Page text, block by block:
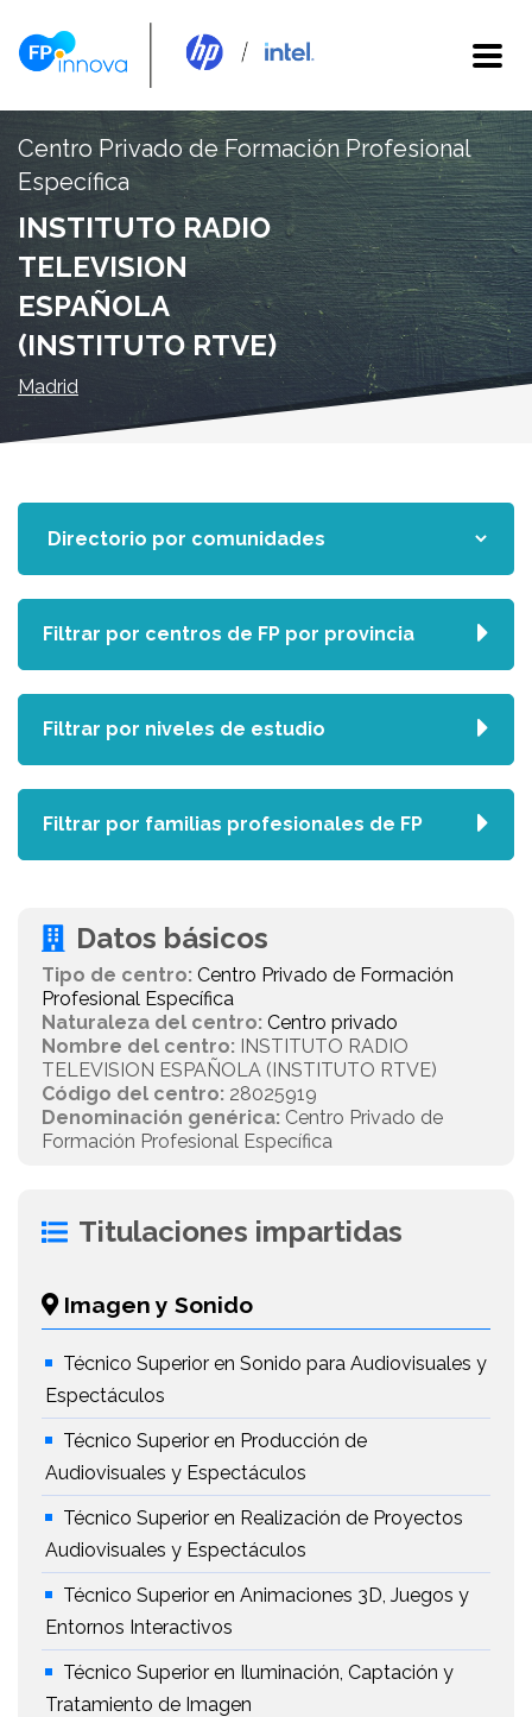
Centro Privado de Formación Profesional
Específica
INSTITUTO RADIO
TELEVISION
ESPAÑOLA
(INSTITUTO RTVE)
Madrid
Datos básicos
Tipo de centro: Centro Privado de Formación
Profesional Específica
Naturaleza del centro: Centro privado
Nombre del centro: INSTITUTO RADIO
TELEVISION ESPAÑOLA (INSTITUTO RTVE)
Código del centro: 28025919
Denominación genérica: Centro Privado de
Formación Profesional Específica
Titulaciones impartidas
Imagen y Sonido
Técnico Superior en Sonido para Audiovisuales y
Espectáculos
Técnico Superior en Producción de
Audiovisuales y Espectáculos
Técnico Superior en Realización de Proyectos
Audiovisuales y Espectáculos
Técnico Superior en Animaciones 3D, Juegos y
Entornos Interactivos
Técnico Superior en Iluminación, Captación y
Tratamiento de Imagen
Filtrar por centros de FP por provincia
Filtrar por niveles de estudio
Filtrar por familias profesionales de FP